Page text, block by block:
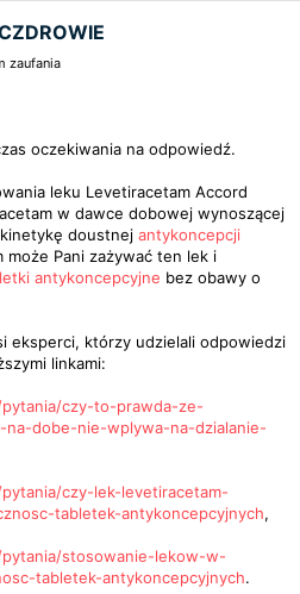
zaufania
oczekiwania na odpowiedź.
leku Levetiracetam Accord
w dawce dobowej wynoszącej
doustnej antykoncepcji
może Pani zażywać ten lek i
antykoncepcyjne bez obawy o
eksperci, którzy udzielali odpowiedzi
linkami:
czy-to-prawda-ze-
dobe-nie-wplywa-na-dzialanie-
czy-lek-levetiracetam-
tabletek-antykoncepcyjnych,
stosowanie-lekow-w-
tabletek-antykoncepcyjnych.